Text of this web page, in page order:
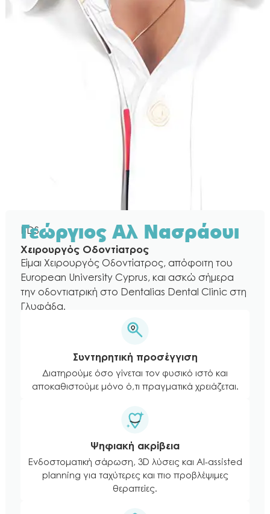
BDS
Γεώργιος Αλ Νασράουι
Χειρουργός Οδοντίατρος
Είμαι Χειρουργός Οδοντίατρος, απόφοιτη του
European University Cyprus, και ασκώ σήμερα
την οδοντιατρική στο Dentalias Dental Clinic στη
Γλυφάδα.
Συντηρητική προσέγγιση
Διατηρούμε όσο γίνεται τον φυσικό ιστό και
αποκαθιστούμε μόνο ό,τι πραγματικά χρειάζεται.
Ψηφιακή ακρίβεια
Ενδοστοματική σάρωση, 3D λύσεις και AI-assisted
planning για ταχύτερες και πιο προβλέψιμες
θεραπείες.